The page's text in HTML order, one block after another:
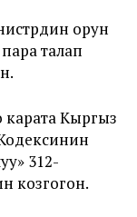
орун
талап
Кыргыз
312-
козгогон.